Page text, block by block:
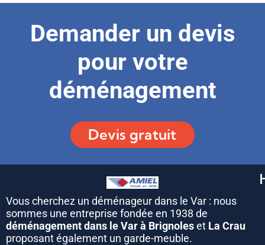
Demander un devis
pour votre
déménagement
Devis gratuit
Vous cherchez un déménageur dans le Var : nous
sommes une entreprise fondée en 1938 de
déménagement dans le Var à Brignoleset La Crau
proposant également un garde-meuble.